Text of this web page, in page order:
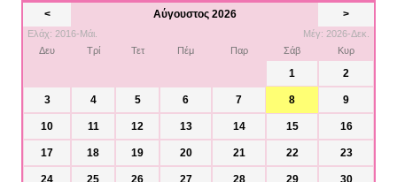
< Αύγουστος 2026 >
Ελάχ: 2016-Μάι.
Μέγ: 2026-Δεκ.
Δευ
Τρί Τετ Πέμ Παρ Σάβ Κυρ
1 2
3 4 5 6 7 8 9
10 11 12 13 14 15 16
17 18 19 20 21 22 23
24 25 26 27 28 29 30